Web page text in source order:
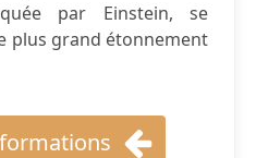
par Einstein, se
plus grand étonnement